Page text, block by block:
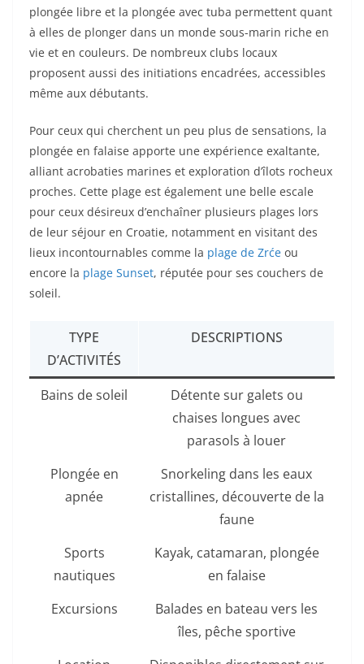
plongée libre et la plongée avec tuba permettent quant
à elles de plonger dans un monde sous-marin riche en
vie et en couleurs. De nombreux clubs locaux
proposent aussi des initiations encadrées, accessibles
même aux débutants.
Pour ceux qui cherchent un peu plus de sensations, la
plongée en falaise apporte une expérience exaltante,
alliant acrobaties marines et exploration d’îlots rocheux
proches. Cette plage est également une belle escale
pour ceux désireux d’enchaîner plusieurs plages lors
de leur séjour en Croatie, notamment en visitant des
lieux incontournables comme la plage de Zrće ou
encore la plage Sunset, réputée pour ses couchers de
soleil.
TYPE
D’ACTIVITÉS
DESCRIPTIONS
Bains de soleil
Détente sur galets ou
chaises longues avec
parasols à louer
Plongée en
apnée
Snorkeling dans les eaux
cristallines, découverte de la
faune
Sports
nautiques
Kayak, catamaran, plongée
en falaise
Excursions
Balades en bateau vers les
îles, pêche sportive